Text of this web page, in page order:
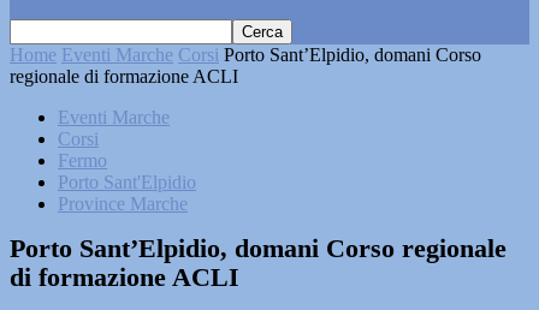
Home Eventi Marche Corsi Porto Sant’Elpidio, domani Corso
regionale di formazione ACLI
Eventi Marche
Corsi
Fermo
Porto Sant'Elpidio
Province Marche
Porto Sant’Elpidio, domani Corso regionale
di formazione ACLI